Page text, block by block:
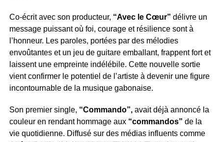
Co-écrit avec son producteur, “Avec le Cœur” délivre un
message puissant où foi, courage et résilience sont à
l’honneur. Les paroles, portées par des mélodies
envoûtantes et un jeu de guitare emballant, frappent fort et
laissent une empreinte indélébile. Cette nouvelle sortie
vient confirmer le potentiel de l’artiste à devenir une figure
incontournable de la musique gabonaise.
Son premier single, “Commando”, avait déjà annoncé la
couleur en rendant hommage aux “commandos” de la
vie quotidienne. Diffusé sur des médias influents comme